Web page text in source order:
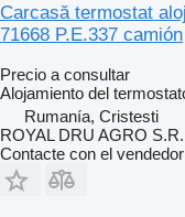
Carcasă termostat
71668 P.E.337 camión
Precio a consultar
Alojamiento del
Rumanía, Cristesti
ROYAL DRU AGRO
Contacte con el vendedor